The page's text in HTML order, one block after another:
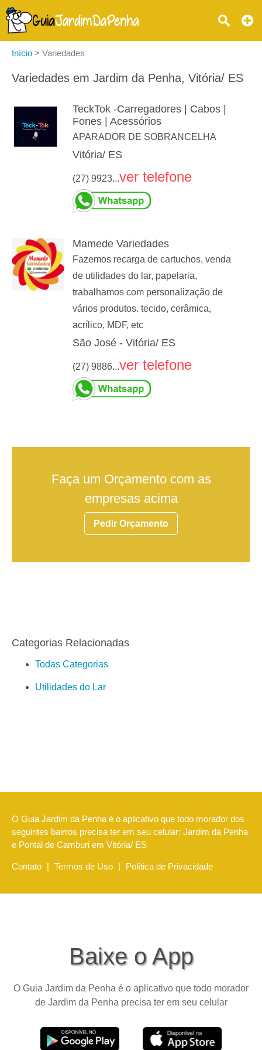
Início > Variedades
Variedades em Jardim da Penha, Vitória/ ES
TeckTok -Carregadores | Cabos |
Fones | Acessórios
APARADOR DE SOBRANCELHA
Vitória/ ES
(27) 9923...ver telefone
Mamede Variedades
Fazemos recarga de cartuchos, venda
de utilidades do lar, papelaria,
trabalhamos com personalização de
vários produtos. tecido, cerâmica,
acrílico, MDF, etc
São José - Vitória/ ES
(27) 9886...ver telefone
Faça um Orçamento com as
empresas acima
Pedir Orçamento
Categorias Relacionadas
Todas Categorias
Utilidades do Lar
O Guia Jardim da Penha é o aplicativo que todo morador dos
seguintes bairros precisa ter em seu celular: Jardim da Penha
e Pontal de Camburi em Vitória/ ES
Contato | Termos de Uso | Política de Privacidade
Baixe o App
O Guia Jardim da Penha é o aplicativo que todo morador
de Jardim da Penha precisa ter em seu celular